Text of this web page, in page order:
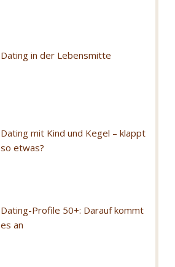
Dating in der Lebensmitte
Dating mit Kind und Kegel – klappt
so etwas?
Dating-Profile 50+: Darauf kommt
es an